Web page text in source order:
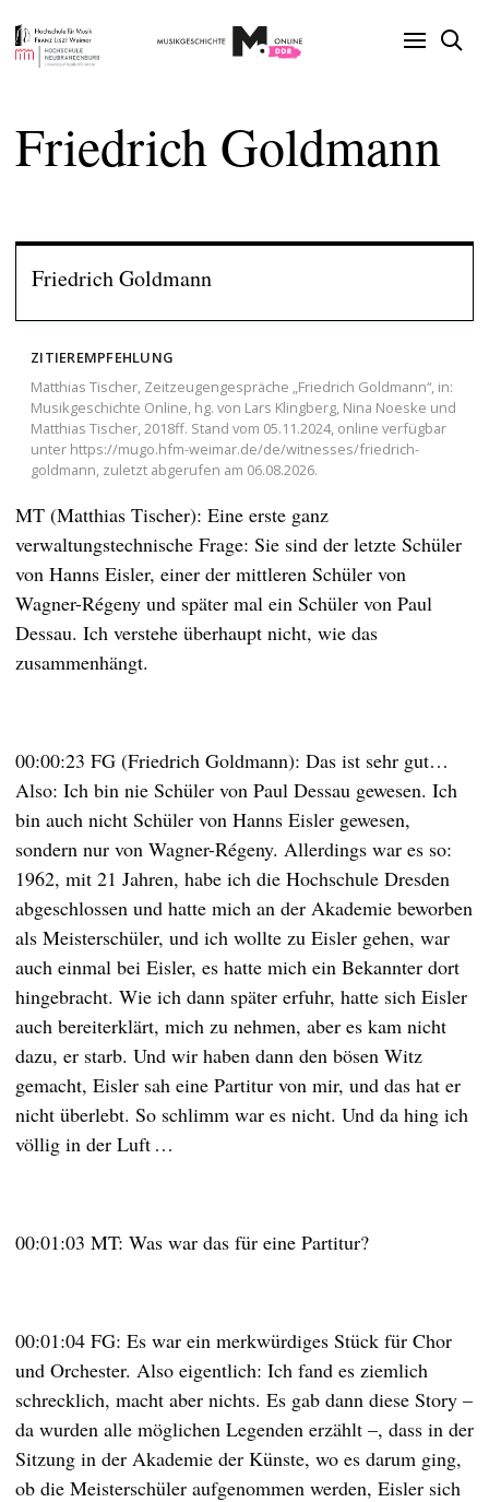
Friedrich Goldmann
MT (Matthias Tischer): Eine erste ganz
verwaltungstechnische Frage: Sie sind der letzte Schüler
von Hanns Eisler, einer der mittleren Schüler von
Wagner-Régeny und später mal ein Schüler von Paul
Dessau. Ich verstehe überhaupt nicht, wie das
zusammenhängt.
00:00:23 FG (Friedrich Goldmann): Das ist sehr gut…
Also: Ich bin nie Schüler von Paul Dessau gewesen. Ich
bin auch nicht Schüler von Hanns Eisler gewesen,
sondern nur von Wagner-Régeny. Allerdings war es so:
1962, mit 21 Jahren, habe ich die Hochschule Dresden
abgeschlossen und hatte mich an der Akademie beworben
als Meisterschüler, und ich wollte zu Eisler gehen, war
auch einmal bei Eisler, es hatte mich ein Bekannter dort
hingebracht. Wie ich dann später erfuhr, hatte sich Eisler
auch bereiterklärt, mich zu nehmen, aber es kam nicht
dazu, er starb. Und wir haben dann den bösen Witz
gemacht, Eisler sah eine Partitur von mir, und das hat er
nicht überlebt. So schlimm war es nicht. Und da hing ich
völlig in der Luft …
00:01:03 MT: Was war das für eine Partitur?
00:01:04 FG: Es war ein merkwürdiges Stück für Chor
und Orchester. Also eigentlich: Ich fand es ziemlich
schrecklich, macht aber nichts. Es gab dann diese Story –
da wurden alle möglichen Legenden erzählt –, dass in der
Sitzung in der Akademie der Künste, wo es darum ging,
ob die Meisterschüler aufgenommen werden, Eisler sich
Friedrich Goldmann
ZITIEREMPFEHLUNG
Matthias Tischer, Zeitzeugengespräche „Friedrich Goldmann“, in:
Musikgeschichte Online, hg. von Lars Klingberg, Nina Noeske und
Matthias Tischer, 2018ff. Stand vom 05.11.2024, online verfügbar
unter https://mugo.hfm-weimar.de/de/witnesses/friedrich-
goldmann, zuletzt abgerufen am 06.08.2026.